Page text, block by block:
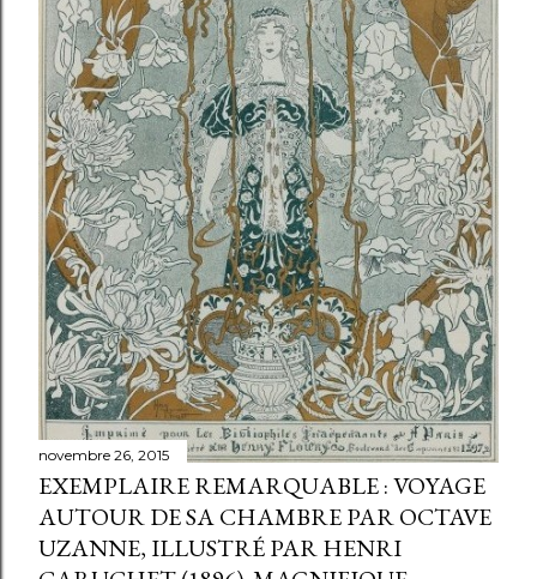
novembre 26, 2015
EXEMPLAIRE REMARQUABLE : VOYAGE
AUTOUR DE SA CHAMBRE PAR OCTAVE
UZANNE, ILLUSTRÉ PAR HENRI